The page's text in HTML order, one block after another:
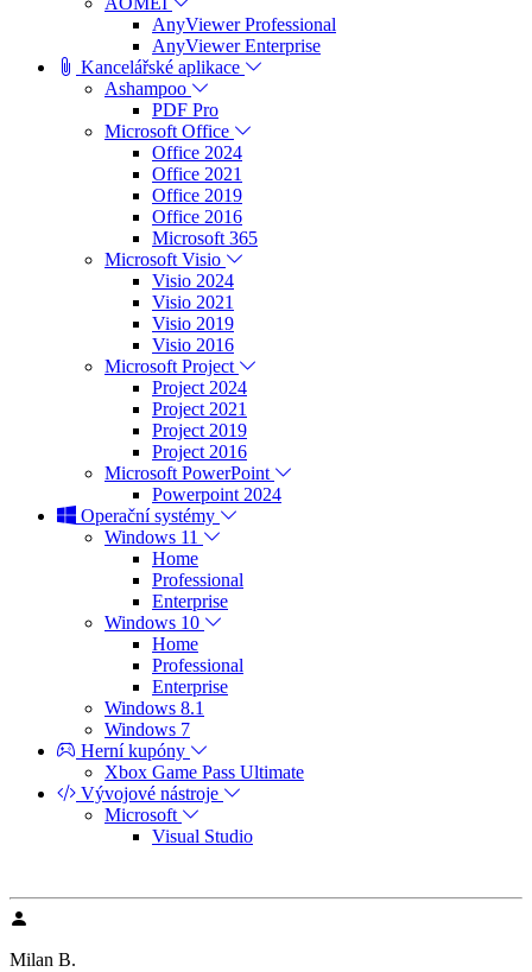
AnyViewer Professional
AnyViewer Enterprise
Kancelářské aplikace
Ashampoo
PDF Pro
Microsoft Office
Office 2024
Office 2021
Office 2019
Office 2016
Microsoft 365
Microsoft Visio
Visio 2024
Visio 2021
Visio 2019
Visio 2016
Microsoft Project
Project 2024
Project 2021
Project 2019
Project 2016
Microsoft PowerPoint
Powerpoint 2024
Operační systémy
Windows 11
Home
Professional
Enterprise
Windows 10
Home
Professional
Enterprise
Windows 8.1
Windows 7
Herní kupóny
Xbox Game Pass Ultimate
Vývojové nástroje
Microsoft
Visual Studio
Milan B.